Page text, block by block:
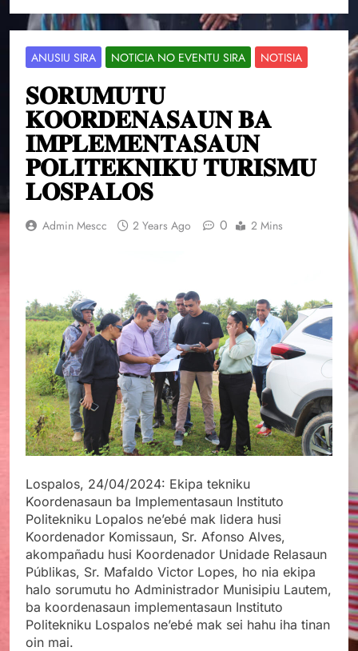
ANUSIU SIRA NOTICIA NO EVENTU SIRA NOTISIA
𝐒𝐎𝐑𝐔𝐌𝐔𝐓𝐔
𝐊𝐎𝐎𝐑𝐃𝐄𝐍𝐀𝐒𝐀𝐔𝐍 𝐁𝐀
𝐈𝐌𝐏𝐋𝐄𝐌𝐄𝐍𝐓𝐀𝐒𝐀𝐔𝐍
𝐏𝐎𝐋𝐈𝐓𝐄𝐊𝐍𝐈𝐊𝐔 𝐓𝐔𝐑𝐈𝐒𝐌𝐔
𝐋𝐎𝐒𝐏𝐀𝐋𝐎𝐒
Admin Mescc 2 Years Ago 0 2 Mins
Lospalos, 24/04/2024: Ekipa tekniku
Koordenasaun ba Implementasaun Instituto
Politekniku Lopalos ne’ebé mak lidera husi
Koordenador Komissaun, Sr. Afonso Alves,
akompañadu husi Koordenador Unidade Relasaun
Públikas, Sr. Mafaldo Victor Lopes, ho nia ekipa
halo sorumutu ho Administrador Munisipiu Lautem,
ba koordenasaun implementasaun Instituto
Politekniku Lospalos ne’ebé mak sei hahu iha tinan
oin mai.